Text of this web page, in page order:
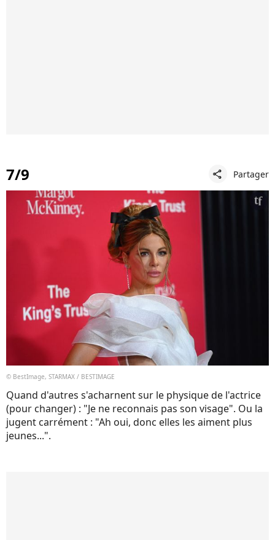
7/9 share Partager
© BestImage, STARMAX / BESTIMAGE
Quand d'autres s'acharnent sur le physique de l'actrice
(pour changer) : "Je ne reconnais pas son visage". Ou la
jugent carrément : "Ah oui, donc elles les aiment plus
jeunes...".